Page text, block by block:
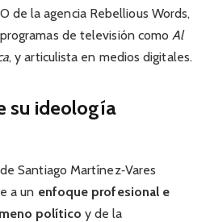
de la agencia Rebellious Words,
de televisión como Al
, y articulista en medios digitales.
su ideología
Santiago Martínez‑Vares
a un enfoque profesional e
político y de la